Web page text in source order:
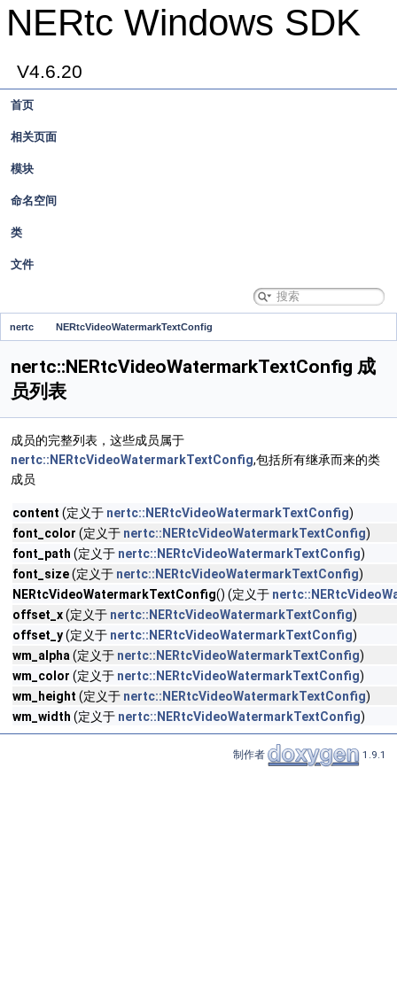
NERtc Windows SDK
V4.6.20
首页
相关页面
模块
命名空间
类
文件
nertc NERtcVideoWatermarkTextConfig
nertc::NERtcVideoWatermarkTextConfig 成
员列表
成员的完整列表，这些成员属于
nertc::NERtcVideoWatermarkTextConfig,包括所有继承而来的类
成员
content (定义于 nertc::NERtcVideoWatermarkTextConfig)
font_color (定义于 nertc::NERtcVideoWatermarkTextConfig)
font_path (定义于 nertc::NERtcVideoWatermarkTextConfig)
font_size(定义于 nertc::NERtcVideoWatermarkTextConfig)
NERtcVideoWatermarkTextConfig() (定义于
offset_x(定义于 nertc::NERtcVideoWatermarkTextConfig)
offset_y(定义于 nertc::NERtcVideoWatermarkTextConfig)
wm_alpha (定义于 nertc::NERtcVideoWatermarkTextConfig)
wm_color (定义于 nertc::NERtcVideoWatermarkTextConfig)
wm_height (定义于 nertc::NERtcVideoWatermarkTextConfig)
wm_width (定义于 nertc::NERtcVideoWatermarkTextConfig)
制作者 1.9.1